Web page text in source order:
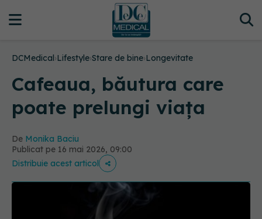
DCMedical›Lifestyle›Stare de bine›Longevitate
Cafeaua, băutura care
poate prelungi viața
De Monika Baciu
Publicat pe 16 mai 2026, 09:00
Distribuie acest articol